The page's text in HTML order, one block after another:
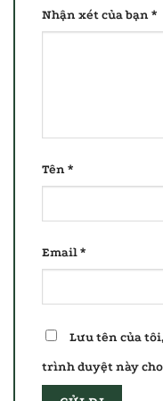
Nhận xét của bạn*
Tên*
Email*
Lưu tên của
trình duyệt này